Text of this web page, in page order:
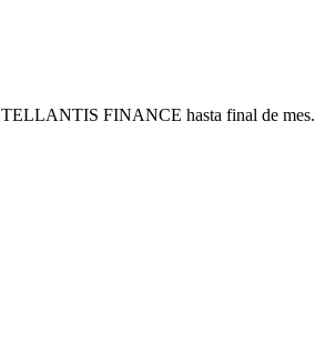
FINANCE hasta final de mes.